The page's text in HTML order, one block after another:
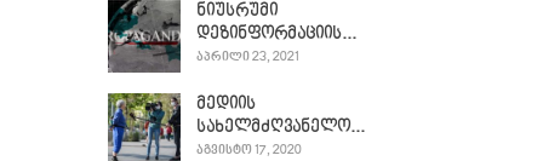
ნიუსრუმი
დეზინფორმაციის...
ᲐᲞᲠᲘᲚᲘ 23, 2021
მედიის
სახელმძღვანელო...
ᲐᲒᲕᲘᲡᲢᲝ 17, 2020